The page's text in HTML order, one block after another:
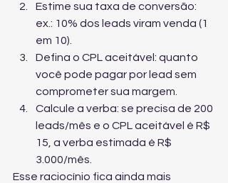
Estime sua taxa de conversão:
ex.: 10% dos leads viram venda (1
em 10).
Defina o CPL aceitável: quanto
você pode pagar por lead sem
comprometer sua margem.
Calcule a verba: se precisa de 200
leads/mês e o CPL aceitável é R$
15, a verba estimada é R$
3.000/mês.
Esse raciocínio fica ainda mais